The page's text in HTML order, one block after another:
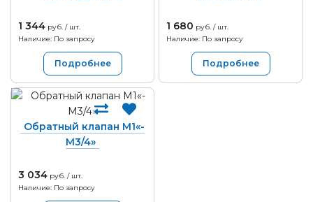
1 344 руб. / шт.
Наличие: По запросу
Подробнее
1 680 руб. / шт.
Наличие: По запросу
Подробнее
Обратный клапан М1«-
М3/4»
3 034 руб. / шт.
Наличие: По запросу